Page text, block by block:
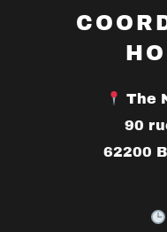
The
90
62200